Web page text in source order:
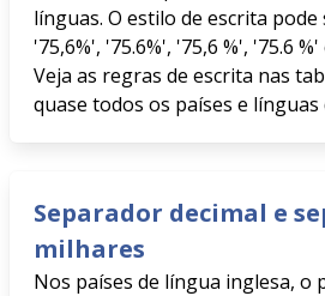
línguas. O estilo de escrita
'75,6%', '75.6%', '75,6 %', '75.6
Veja as regras de escrita nas
quase todos os países e línguas
Separador decimal e
milhares
Nos países de língua inglesa, o